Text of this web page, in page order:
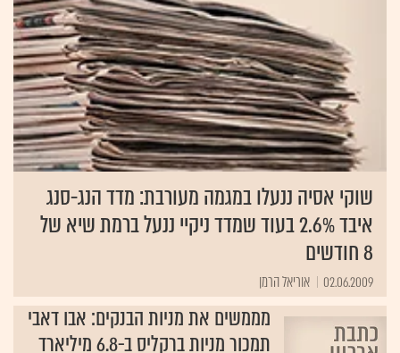
שוקי אסיה ננעלו במגמה מעורבת: מדד הנג-סנג
איבד 2.6% בעוד שמדד ניקיי ננעל ברמת שיא של
8 חודשים
02.06.2009 אוריאל הרמן
מממשים את מניות הבנקים: אבו דאבי
תמכור מניות ברקליס ב-6.8 מיליארד